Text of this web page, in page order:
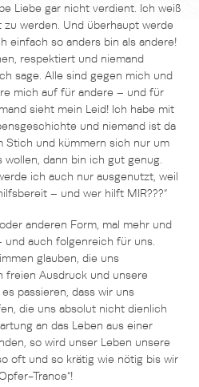
Liebe gar nicht verdient. Ich weiß
werden. Und überhaupt werde
einfach so anders bin als andere!
respektiert und niemand
sage. Alle sind gegen mich und
mich auf für andere – und für
sieht mein Leid! Ich habe mit
und niemand ist da
Stich und kümmern sich nur um
wollen, dann bin ich gut genug.
ich auch nur ausgenutzt, weil
– und wer hilft MIR???“
anderen Form, mal mehr und
auch folgenreich für uns.
glauben, die uns
freien Ausdruck und unsere
passieren, dass wir uns
die uns absolut nicht dienlich
an das Leben aus einer
so wird unser Leben unsere
oft und so krätig wie nötig bis wir
Trance“!